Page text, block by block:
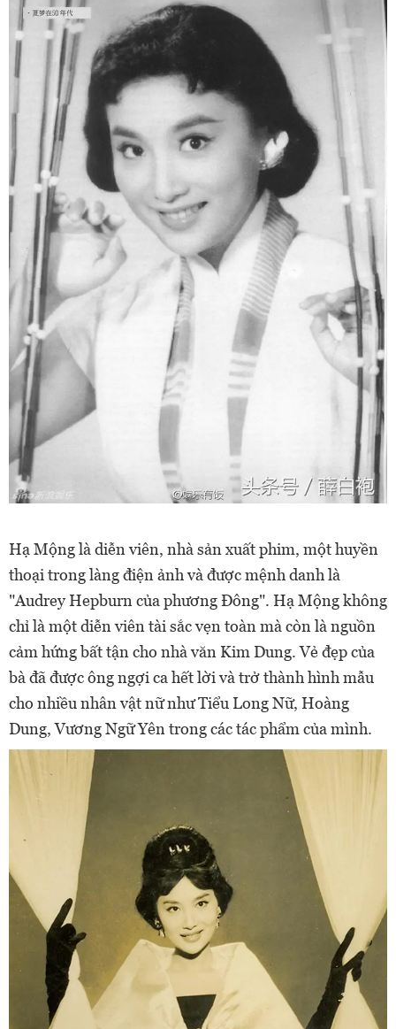
Hạ Mộng là diễn viên, nhà sản xuất phim, một huyền
thoại trong làng điện ảnh và được mệnh danh là
"Audrey Hepburn của phương Đông". Hạ Mộng không
chỉ là một diễn viên tài sắc vẹn toàn mà còn là nguồn
cảm hứng bất tận cho nhà văn Kim Dung. Vẻ đẹp của
bà đã được ông ngợi ca hết lời và trở thành hình mẫu
cho nhiều nhân vật nữ như Tiểu Long Nữ, Hoàng
Dung, Vương Ngữ Yên trong các tác phẩm của mình.